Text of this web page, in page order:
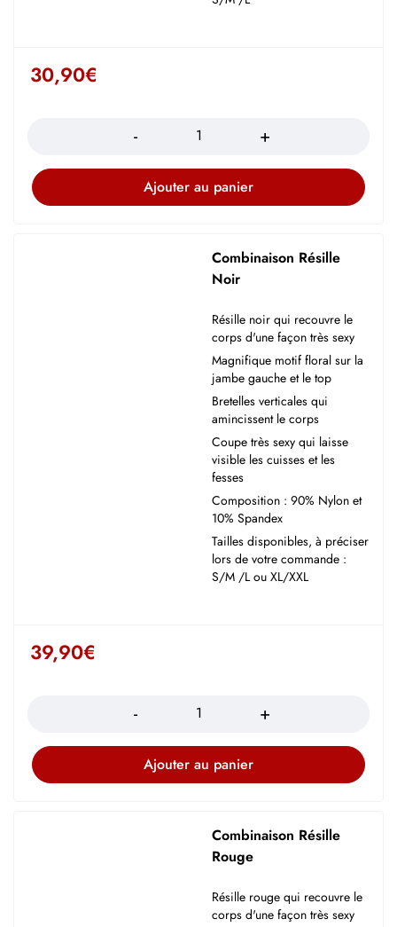
30,90€
Ajouter au panier
Combinaison Résille
Noir
Résille noir qui recouvre le
corps d'une façon très sexy
Magnifique motif floral sur la
jambe gauche et le top
Bretelles verticales qui
amincissent le corps
Coupe très sexy qui laisse
visible les cuisses et les
fesses
Composition : 90% Nylon et
10% Spandex
Tailles disponibles, à préciser
lors de votre commande :
S/M /L ou XL/XXL
39,90€
Ajouter au panier
Combinaison Résille
Rouge
Résille rouge qui recouvre le
corps d'une façon très sexy